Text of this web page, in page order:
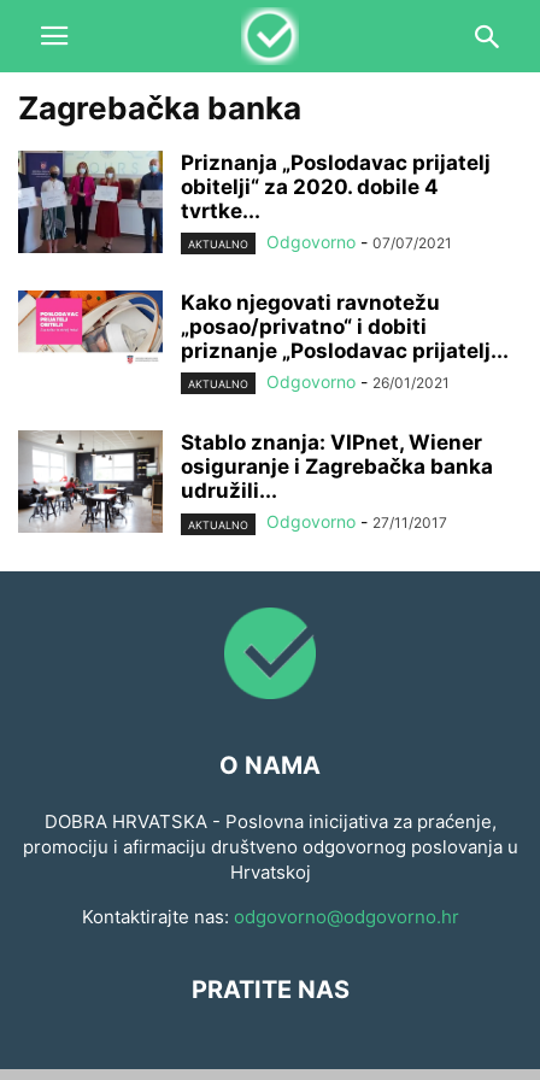
Zagrebačka banka
Priznanja „Poslodavac prijatelj
obitelji“ za 2020. dobile 4
tvrtke...
AKTUALNO Odgovorno - 07/07/2021
Kako njegovati ravnotežu
„posao/privatno“ i dobiti
priznanje „Poslodavac prijatelj...
AKTUALNO Odgovorno - 26/01/2021
Stablo znanja: VIPnet, Wiener
osiguranje i Zagrebačka banka
udružili...
AKTUALNO Odgovorno - 27/11/2017
O NAMA
DOBRA HRVATSKA - Poslovna inicijativa za praćenje,
promociju i afirmaciju društveno odgovornog poslovanja u
Hrvatskoj
Kontaktirajte nas: odgovorno@odgovorno.hr
PRATITE NAS